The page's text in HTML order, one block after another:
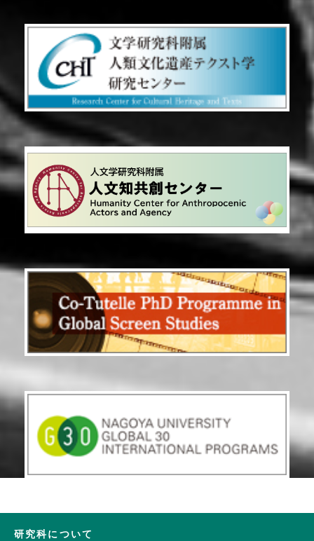
研究科について